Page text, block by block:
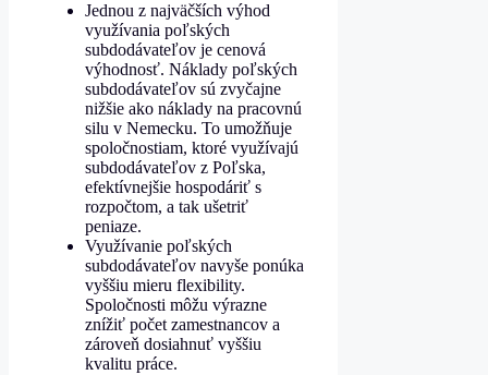
Jednou z najväčších výhod
využívania poľských
subdodávateľov je cenová
výhodnosť. Náklady poľských
subdodávateľov sú zvyčajne
nižšie ako náklady na pracovnú
silu v Nemecku. To umožňuje
spoločnostiam, ktoré využívajú
subdodávateľov z Poľska,
efektívnejšie hospodáriť s
rozpočtom, a tak ušetriť
peniaze.
Využívanie poľských
subdodávateľov navyše ponúka
vyššiu mieru flexibility.
Spoločnosti môžu výrazne
znížiť počet zamestnancov a
zároveň dosiahnuť vyššiu
kvalitu práce.